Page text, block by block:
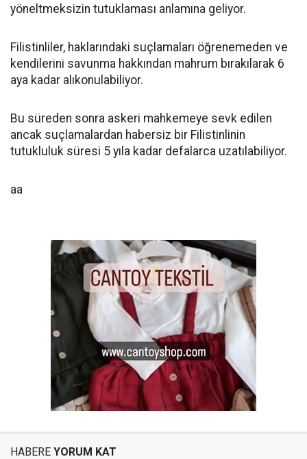
yöneltmeksizin tutuklaması anlamına geliyor.
Filistinliler, haklarındaki suçlamaları öğrenemeden ve
kendilerini savunma hakkından mahrum bırakılarak 6
aya kadar alıkonulabiliyor.
Bu süreden sonra askeri mahkemeye sevk edilen
ancak suçlamalardan habersiz bir Filistinlinin
tutukluluk süresi 5 yıla kadar defalarca uzatılabiliyor.
aa
HABERE YORUM KAT